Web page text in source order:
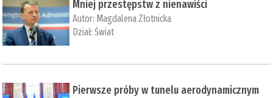
Mniej przestępstw z nienawiści
Autor: Magdalena Złotnicka
Dział:Świat
Pierwsze próby w tunelu aerodynamicznym